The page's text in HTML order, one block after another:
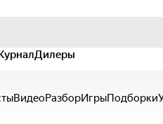
Дилеры
ВидеоРазборИгрыПодборки